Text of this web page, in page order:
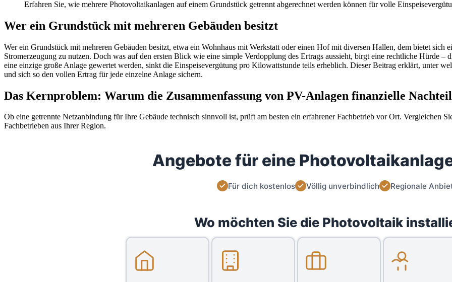
Erfahren Sie, wie mehrere Photovoltaikanlagen auf einem Grundstück getrennt abgerechnet werden können für volle
Wer ein Grundstück mit mehreren Gebäuden besitzt
Wer ein Grundstück mit mehreren Gebäuden besitzt, etwa ein Wohnhaus mit Werkstatt oder einen Hof mit diversen Hallen, dem bietet sich
Stromerzeugung zu nutzen. Doch was auf den ersten Blick wie eine simple Verdopplung des Ertrags aussieht, birgt eine rechtliche Hürde –
eine einzige große Anlage gewertet werden, sinkt die Einspeisevergütung pro Kilowattstunde teils erheblich. Dieser Beitrag erklärt, unter
und sich so den vollen Ertrag für jede einzelne Anlage sichern.
Das Kernproblem: Warum die Zusammenfassung von PV-Anlagen finanzielle
Ob eine getrennte Netzanbindung für Ihre Gebäude technisch sinnvoll ist, prüft am besten ein erfahrener Fachbetrieb vor Ort. Vergleichen
Fachbetrieben aus Ihrer Region.
Angebote für eine
Für dich kostenlos Völlig unverbindlich Regionale
Wo möchten Sie die Photovoltaik